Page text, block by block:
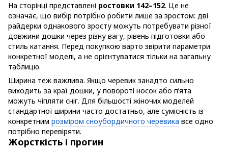
На сторінці представлені ростовки 142–152. Це не
означає, що вибір потрібно робити лише за зростом: дві
райдерки однакового зросту можуть потребувати різної
довжини дошки через різну вагу, рівень підготовки або
стиль катання. Перед покупкою варто звірити параметри
конкретної моделі, а не орієнтуватися тільки на загальну
таблицю.
Ширина теж важлива. Якщо черевик занадто сильно
виходить за краї дошки, у повороті носок або п’ята
можуть чіпляти сніг. Для більшості жіночих моделей
стандартної ширини часто достатньо, але сумісність із
конкретним розміром сноубордичного черевика все одно
потрібно перевіряти.
Жорсткість і прогин